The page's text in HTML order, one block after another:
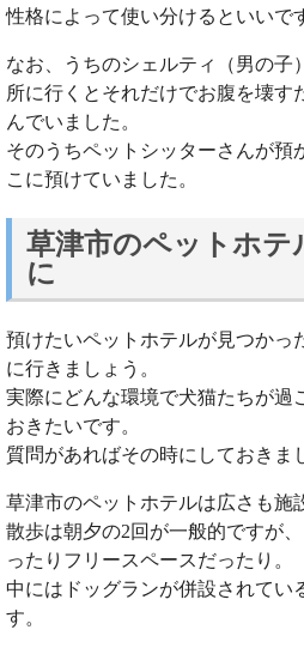
性格によって使い分けるといいで
なお、うちのシェルティ（男の子
所に行くとそれだけでお腹を壊す
んでいました。
そのうちペットシッターさんが預
こに預けていました。
草津市のペットホテ
に
預けたいペットホテルが見つかっ
に行きましょう。
実際にどんな環境で犬猫たちが過
おきたいです。
質問があればその時にしておきま
草津市のペットホテルは広さも施
散歩は朝夕の2回が一般的ですが
ったりフリースペースだったり。
中にはドッグランが併設されてい
す。